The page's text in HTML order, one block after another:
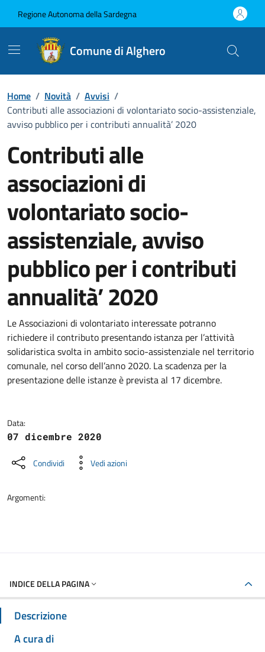
Regione Autonoma della Sardegna
Comune di Alghero
Home / Novità / Avvisi /
Contributi alle associazioni di volontariato socio-assistenziale,
avviso pubblico per i contributi annualità’ 2020
Contributi alle
associazioni di
volontariato socio-
assistenziale, avviso
pubblico per i contributi
annualità’ 2020
Dettagli della notizia
Le Associazioni di volontariato interessate potranno
richiedere il contributo presentando istanza per l’attività
solidaristica svolta in ambito socio-assistenziale nel territorio
comunale, nel corso dell’anno 2020. La scadenza per la
presentazione delle istanze è prevista al 17 dicembre.
Data:
07 dicembre 2020
Condividi Vedi azioni
Argomenti:
INDICE DELLA PAGINA
Descrizione
A cura di